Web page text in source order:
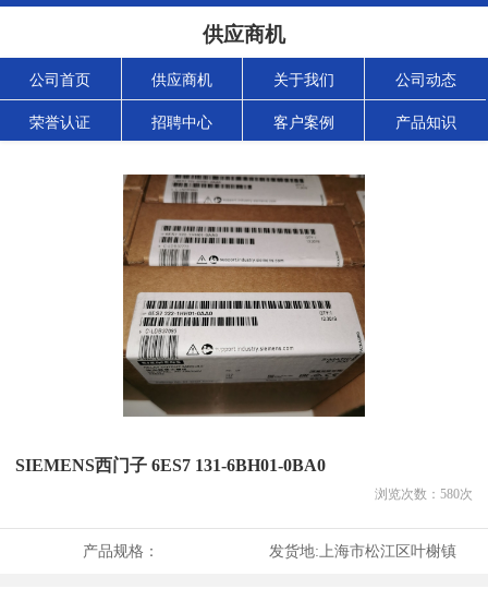
供应商机
公司首页 供应商机 关于我们 公司动态
荣誉认证 招聘中心 客户案例 产品知识
SIEMENS西门子 6ES7 131-6BH01-0BA0
浏览次数： 580次
产品规格： 发货地: 上海市松江区叶榭镇